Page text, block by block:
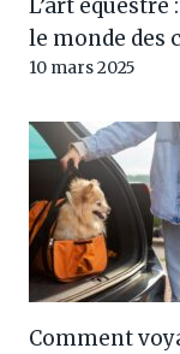
L’art
le monde des
10 mars 2025
Comment